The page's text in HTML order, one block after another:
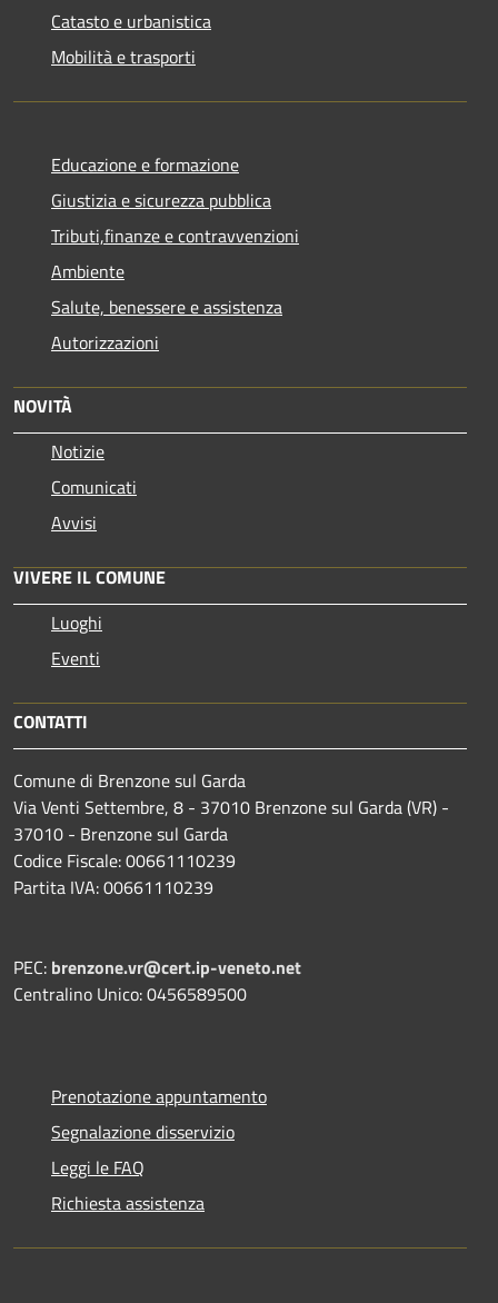
Catasto e urbanistica
Mobilità e trasporti
Educazione e formazione
Giustizia e sicurezza pubblica
Tributi,finanze e contravvenzioni
Ambiente
Salute, benessere e assistenza
Autorizzazioni
NOVITÀ
Notizie
Comunicati
Avvisi
VIVERE IL COMUNE
Luoghi
Eventi
CONTATTI
Comune di Brenzone sul Garda
Via Venti Settembre, 8 - 37010 Brenzone sul Garda (VR) -
37010 - Brenzone sul Garda
Codice Fiscale: 00661110239
Partita IVA: 00661110239
PEC: brenzone.vr@cert.ip-veneto.net
Centralino Unico: 0456589500
Prenotazione appuntamento
Segnalazione disservizio
Leggi le FAQ
Richiesta assistenza